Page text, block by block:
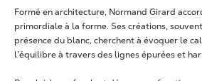
Formé en architecture, Normand Girard
primordiale à la forme. Ses créations,
présence du blanc, cherchent à évoquer le
l’équilibre à travers des lignes épurées et